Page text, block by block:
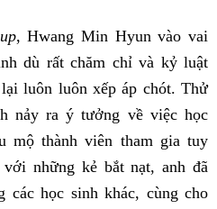
, Hwang Min Hyun vào vai
dù rất chăm chỉ và kỷ luật
luôn luôn xếp áp chót. Thử
nảy ra ý tưởng về việc học
mộ thành viên tham gia tuy
những kẻ bắt nạt, anh đã
các học sinh khác, cùng cho